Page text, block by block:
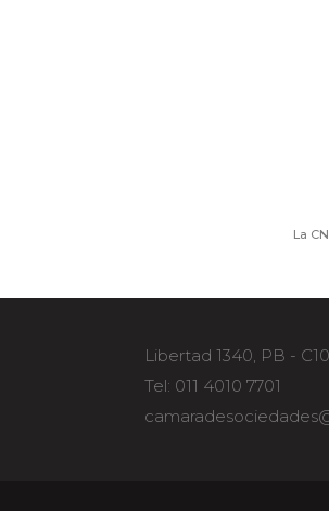
La
Libertad 1340, PB -
Tel: 011 4010 7701